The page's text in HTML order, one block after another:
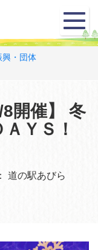
メ
ニ
ュ
興・団体
8開催】 冬
ＹＳ！
道の駅あびら